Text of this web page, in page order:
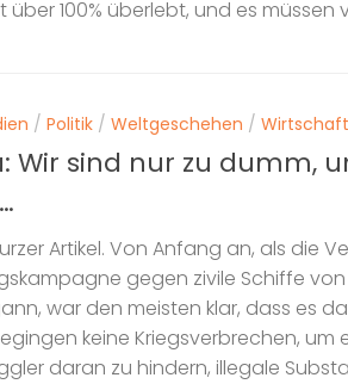
100% überlebt, und es müssen
/ Politik / Weltgeschehen / Wirtschaft
Wir sind nur zu dumm,
Artikel. Von Anfang an, als die
gegen zivile Schiffe von
war den meisten klar, dass es
keine Kriegsverbrechen, um
daran zu hindern, illegale